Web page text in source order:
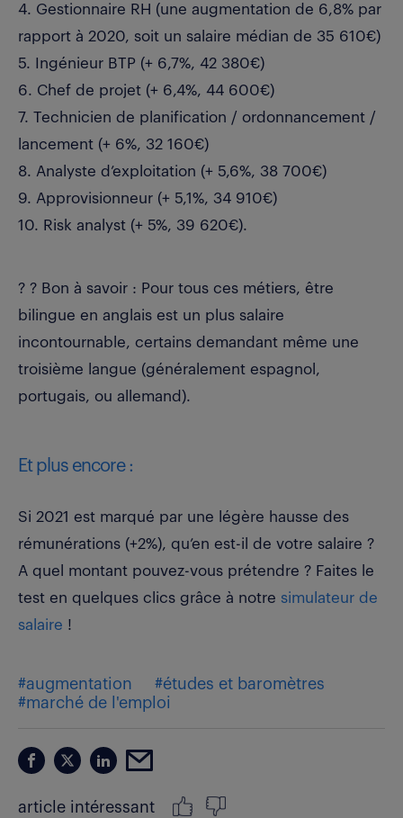
4. Gestionnaire RH (une augmentation de 6,8% par
rapport à 2020, soit un salaire médian de 35 610€)
5. Ingénieur BTP (+ 6,7%, 42 380€)
6. Chef de projet (+ 6,4%, 44 600€)
7. Technicien de planification / ordonnancement /
lancement (+ 6%, 32 160€)
8. Analyste d’exploitation (+ 5,6%, 38 700€)
9. Approvisionneur (+ 5,1%, 34 910€)
10. Risk analyst (+ 5%, 39 620€).
? ?️ Bon à savoir : Pour tous ces métiers, être
bilingue en anglais est un plus salaire
incontournable, certains demandant même une
troisième langue (généralement espagnol,
portugais, ou allemand).
Et plus encore :
Si 2021 est marqué par une légère hausse des
rémunérations (+2%), qu’en est-il de votre salaire ?
A quel montant pouvez-vous prétendre ? Faites le
test en quelques clics grâce à notre simulateur de
salaire !
#augmentation
#études et baromètres
#marché de l'emploi
article intéressant